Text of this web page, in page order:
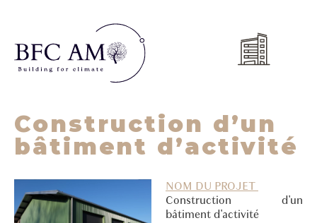
Construction d’un
bâtiment d’activité
NOM DU PROJET
Construction d'un
bâtiment d'activité